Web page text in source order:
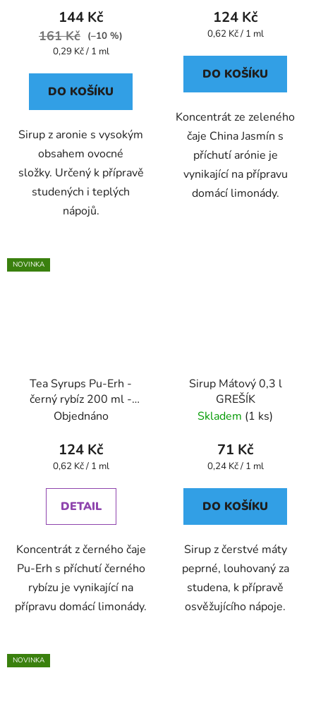
144 Kč
161 Kč
(–10 %)
Měrná
0,29 Kč / 1 ml
DO KOŠÍKU
Sirup z aronie s vysokým
obsahem ovocné
složky. Určený k přípravě
studených i teplých
nápojů.
124 Kč
Měrná
0,62 Kč / 1 ml
DO KOŠÍKU
Koncentrát ze zeleného
čaje China Jasmín s
příchutí arónie je
vynikající na přípravu
domácí limonády.
NOVINKA
Tea Syrups Pu-Erh -
černý rybíz 200 ml -
Oxalis
Objednáno
124 Kč
Měrná
0,62 Kč / 1 ml
DETAIL
Koncentrát z černého čaje
Pu-Erh s příchutí černého
rybízu je vynikající na
přípravu domácí limonády.
Sirup Mátový 0,3 l
GREŠÍK
Skladem (1 ks)
71 Kč
Měrná
0,24 Kč / 1 ml
DO KOŠÍKU
Sirup z čerstvé máty
peprné, louhovaný za
studena, k přípravě
osvěžujícího nápoje.
NOVINKA